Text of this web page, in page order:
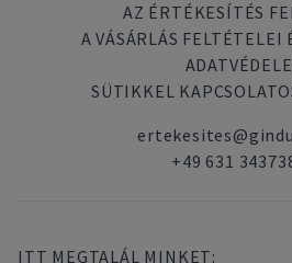
AZ ÉRTÉKESÍTÉS
A VÁSÁRLÁS FELTÉTELEI
SÜTIKKEL
+49 631
ITT MEGTALÁL MINKET: